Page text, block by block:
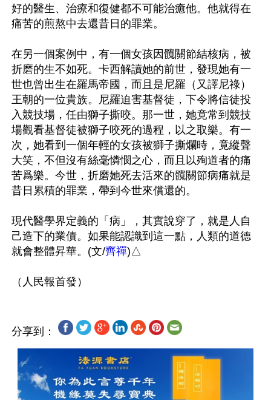
好的醫生、治療和復健都不可能治癒他。他就得在
痛苦的煎熬中去還昔日的罪業。
在另一個案例中，有一個女孩因髖關節結核病，被
折磨的生不如死。卡西解讀她的前世，發現她有一
世也曾出生在羅馬帝國，而且是尼羅（又譯尼祿）
王朝的一位貴族。尼羅迫害基督徒，下令將信徒投
入競技場，任由獅子撕咬。那一世，她竟常到競技
場觀看基督徒被獅子咬死的過程，以之取樂。有一
次，她看到一個年輕的女孩被獅子撕爛時，竟縱聲
大笑，不但沒有絲毫憐憫之心，而且以殉道者的痛
苦爲樂。今世，折磨她死去活來的髖關節病痛就是
昔日累積的罪業，帶到今世來償還的。
現代醫學界定義的「病」，其實說穿了，就是人自
己造下的業債。如果能認識到這一點，人類的道德
就會整體昇華。(文/齊禪)△
分享到：